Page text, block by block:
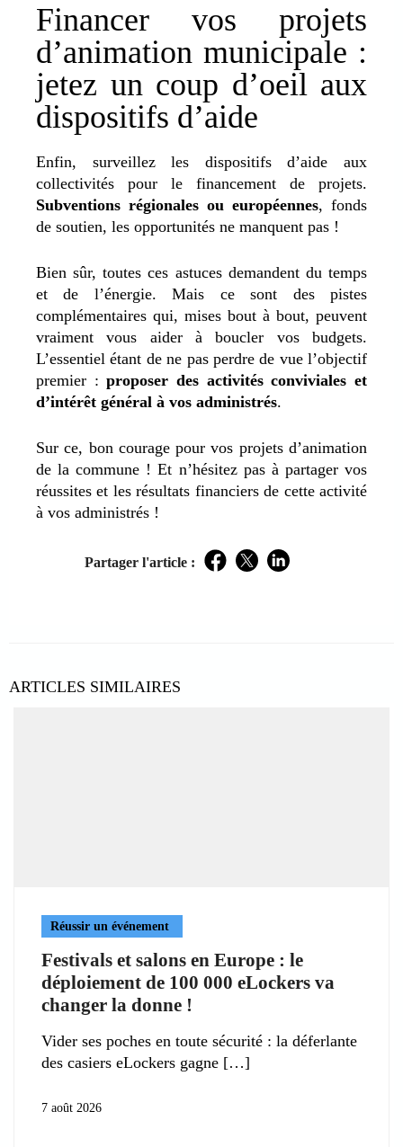
Financer vos projets
d’animation municipale :
jetez un coup d’oeil aux
dispositifs d’aide
Enfin, surveillez les dispositifs d’aide aux
collectivités pour le financement de projets.
Subventions régionales ou européennes, fonds
de soutien, les opportunités ne manquent pas !
Bien sûr, toutes ces astuces demandent du temps
et de l’énergie. Mais ce sont des pistes
complémentaires qui, mises bout à bout, peuvent
vraiment vous aider à boucler vos budgets.
L’essentiel étant de ne pas perdre de vue l’objectif
premier :proposer des activités conviviales et
d’intérêt général à vos administrés.
Sur ce, bon courage pour vos projets d’animation
de la commune ! Et n’hésitez pas à partager vos
réussites et les résultats financiers de cette activité
à vos administrés !
Partager l'article : Facebook
TwitterLinkedIn
ARTICLES SIMILAIRES
Réussir un événement
Festivals et salons en Europe : le
déploiement de 100 000 eLockers va
changer la donne !
Vider ses poches en toute sécurité : la déferlante
des casiers eLockers gagne
7 août 2026